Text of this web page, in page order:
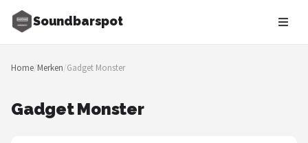
Soundbarspot
Zoeken
NAVIGATIE
Home/Merken/Gadget Monster
Gadget Monster